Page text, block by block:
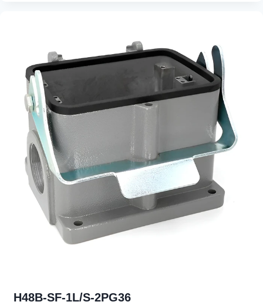
H48B-SF-1L/S-2PG36